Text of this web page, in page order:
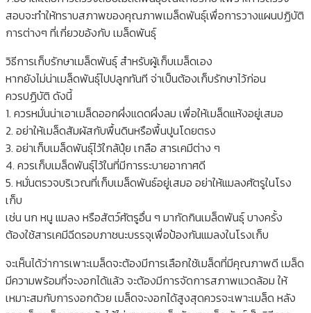
สอบจะทำให้ทราบสภาพของคุณภาพเมล็ดพันธุ์เพื่อการวางแผนปฏิบัติ
การต่างๆ ที่เกี่ยวขอ้งกับ เมล็ดพันธุ์
วิธีการเก็บรักษาเมล็ดพันธุ์ สำหรับผู้เก็บเมล็ดเอง
หากยังไม่น่าเมล็ดพันธุ์ไปปลูกทันที จ่าเป็นต้องเก็บรักษาไว้ก่อน
ควรปฏิบัติ ดังนี้
1. ควรหมั่นน่าเอาเมล็ดออกผึ่งแดดผึ่งลม เพื่อให้เมล็ดแห้งอยู่เสมอ
2. อย่าให้เมล็ดสัมผัสกับพื้นดินหรือพื้นปูนโดยตรง
3. อย่าเก็บเมล็ดพันธุ์ไว้ใกล้ปุ๋ย เกลือ สารเคมีต่าง ๆ
4. ควรเก็บเมล็ดพันธุ์ไว้ในที่มีการระบายอากาศดี
5. หมั่นตรวจบริเวณที่เก็บเมล็ดพันธ์อยู่เสมอ อย่าให้แมลงศัตรูในโรง
เก็บ
เช่น นก หนู แมลง หรือสัตว์ศัตรูอื่น ๆ มากัดกินเมล็ดพันธุ์ บางครั้ง
ต้องใช้สารเคมีฉีดรอบภาชนะบรรจุเพื่อป้องกันแมลงในโรงเก็บ
จะเห็นได้ว่าการเพาะเมล็ดจะต้องมีการเลือกใช้เมล็ดที่มีคุณภาพดี เมล็ด
มีความพร้อมที่จะงอกได้แล้ว จะต้องมีการจัดการสภาพแวดล้อม ให้
เหมาะสมกับการงอกด้วย เมล็ดจะงอกได้สูงสุดควรจะเพาะเมล็ด หลัง